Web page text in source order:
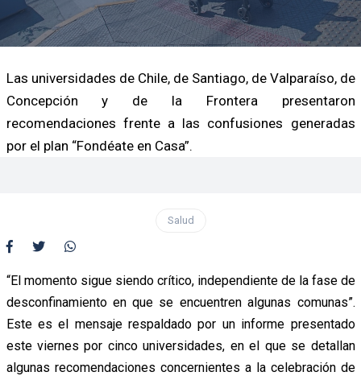
Las universidades de Chile, de Santiago, de Valparaíso, de
Concepción y de la Frontera presentaron
recomendaciones frente a las confusiones generadas
por el plan “Fondéate en Casa”.
Salud
“El momento sigue siendo crítico, independiente de la fase de
desconfinamiento en que se encuentren algunas comunas”.
Este es el mensaje respaldado por un informe presentado
este viernes por cinco universidades, en el que se detallan
algunas recomendaciones concernientes a la celebración de